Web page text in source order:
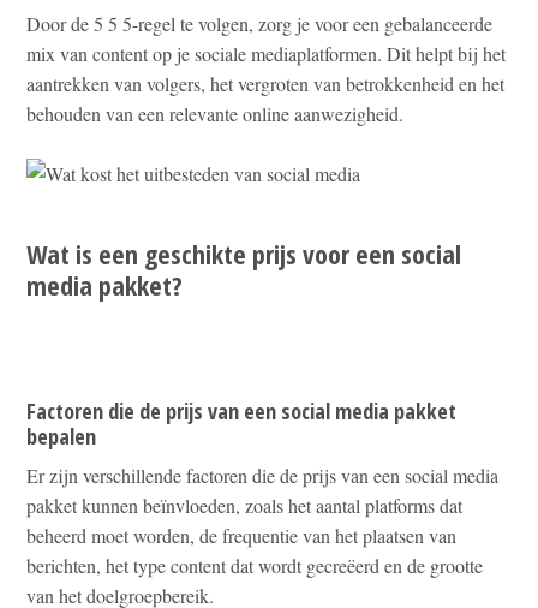
Door de 5 5 5-regel te volgen, zorg je voor een gebalanceerde
mix van content op je sociale mediaplatformen. Dit helpt bij het
aantrekken van volgers, het vergroten van betrokkenheid en het
behouden van een relevante online aanwezigheid.
Wat is een geschikte prijs voor een social
media pakket?
Factoren die de prijs van een social media pakket
bepalen
Er zijn verschillende factoren die de prijs van een social media
pakket kunnen beïnvloeden, zoals het aantal platforms dat
beheerd moet worden, de frequentie van het plaatsen van
berichten, het type content dat wordt gecreëerd en de grootte
van het doelgroepbereik.